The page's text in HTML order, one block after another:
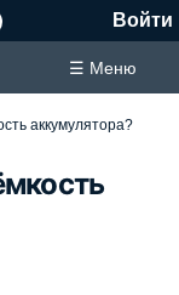
Войти
☰ Меню
аккумулятора?